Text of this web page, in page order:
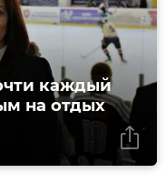
каждый
на отдых